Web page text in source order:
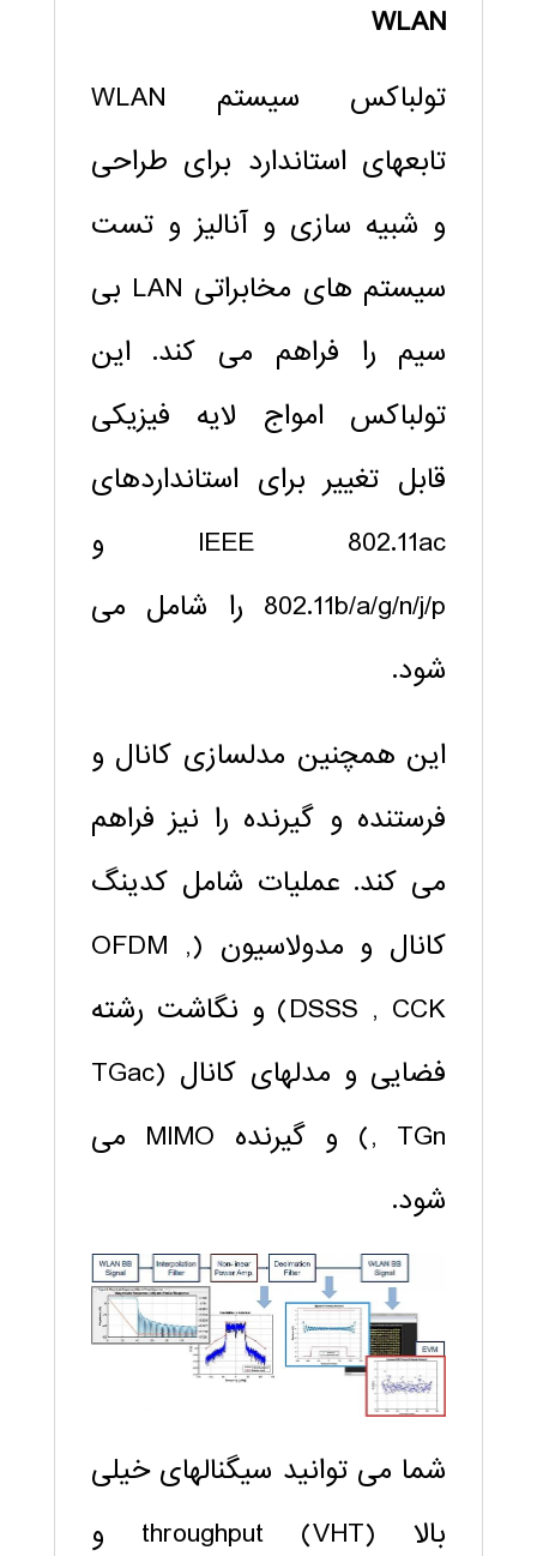
WLAN
تولباکس سیستم WLAN
تابعهای استاندارد برای طراحی
و شبیه سازی و آنالیز و تست
سیستم های مخابراتی LAN بی
سیم را فراهم می کند. این
تولباکس امواج لایه فیزیکی
قابل تغییر برای استانداردهای
IEEE 802.11ac و
802.11b/a/g/n/j/p را شامل می
شود.
این همچنین مدلسازی کانال و
فرستنده و گیرنده را نیز فراهم
می کند. عملیات شامل کدینگ
کانال و مدولاسیون (OFDM ,
DSSS , CCK) و نگاشت رشته
فضایی و مدلهای کانال (TGac
, TGn) و گیرنده MIMO می
شود.
شما می توانید سیگنالهای خیلی
بالا throughput (VHT) و